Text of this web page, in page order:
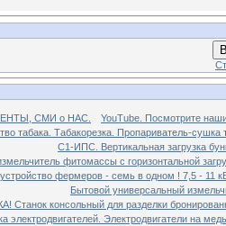
СМИ о НАС.
YouTube. Посмотрите
табака. Табакорезка. Пропариватель-сушка
C1-ИПС. Вертикальная загрузка
фитомассы с горизонтальной
фермеров - семь в одном ! 7,5 - 11
Бытовой универсальный
Станок консольный для разделки
электродвигателей. Электродвигатели на